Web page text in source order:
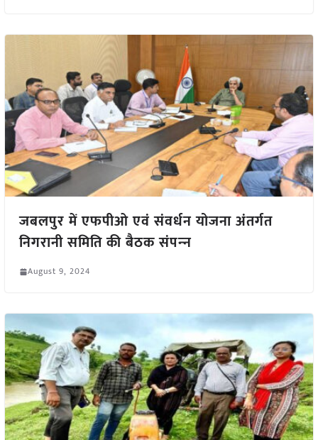
जबलपुर में एफपीओ एवं संवर्धन योजना अंतर्गत
निगरानी समिति की बैठक संपन्‍न
August 9, 2024